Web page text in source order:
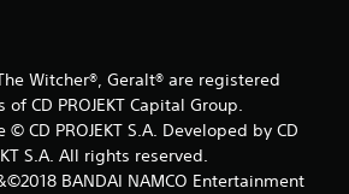
)
The Witcher®, Geralt® are registered
CD PROJEKT Capital Group.
CD PROJEKT S.A. Developed by CD
S.A. All rights reserved.
BANDAI NAMCO Entertainment